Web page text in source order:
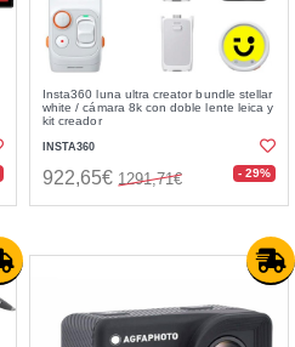
Insta360 luna ultra creator bundle stellar
white / cámara 8k con doble lente leica y
kit creador
INSTA360
922,65€ 1291,71€ - 29%